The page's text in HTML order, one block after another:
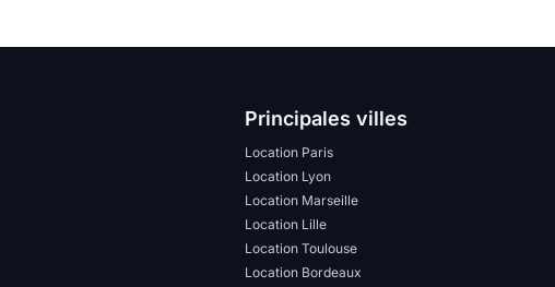
Principales villes
Location Paris
Location Lyon
Location Marseille
Location Lille
Location Toulouse
Location Bordeaux